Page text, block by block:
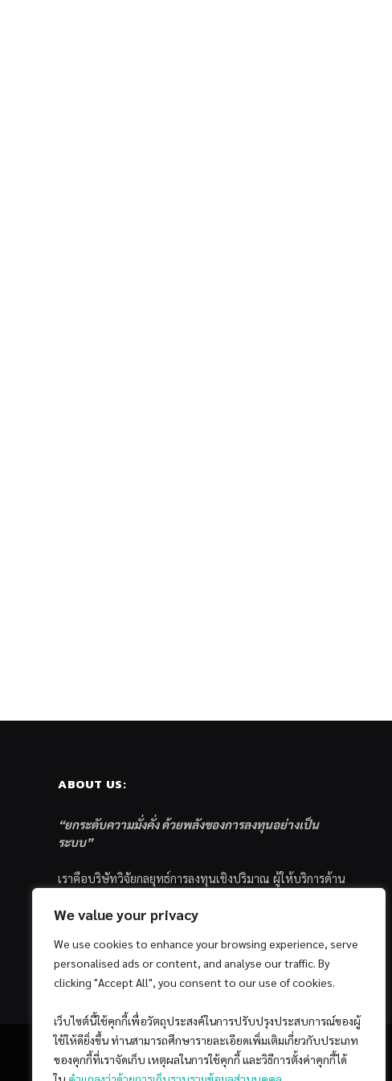
We value your privacy
We use cookies to enhance your browsing experience, serve
personalised ads or content, and analyse our traffic. By
clicking "Accept All", you consent to our use of cookies.
เว็บไซต์นี้ใช้คุกกี้เพื่อวัตถุประสงค์ในการปรับปรุงประสบการณ์ของผู้
ใช้ให้ดียิ่งขึ้น ท่านสามารถศึกษารายละเอียดเพิ่มเติมเกี่ยวกับประเภท
ของคุกกี้ที่เราจัดเก็บ เหตุผลในการใช้คุกกี้ และวิธีการตั้งค่าคุกกี้ได้
ABOUT US:
“ยกระดับความมั่งคั่ง ด้วยพลังของการลงทุนอย่างเป็น
ระบบ”
เราคือบริษัทวิจัยกลยุทธ์การลงทุนเชิงปริมาณ ผู้ให้บริการด้าน
ส่วนบุคคล ซึ่งมีเป้าหมายที่จะช่วยเหลือให้นักลงทุนไทย
ด้วยแนวคิดและกระบวนการลงทุนอย่างเป็นระบบแบบ
Quantitative & Systematic Investing